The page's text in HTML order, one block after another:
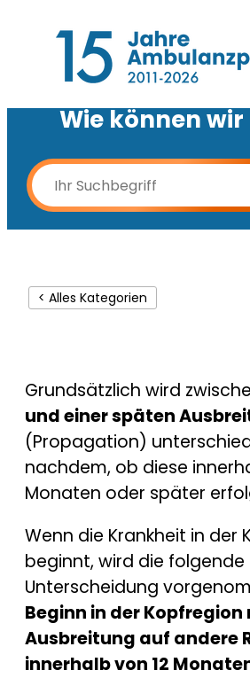
Wie können
< Alles Kategorien
Grundsätzlich wird
und einer späten
(Propagation)
nachdem, ob diese
Monaten oder später
Wenn die Krankheit in der
beginnt, wird die folgende
Unterscheidung
Beginn in der Kopfregion
Ausbreitung auf andere
innerhalb von 12